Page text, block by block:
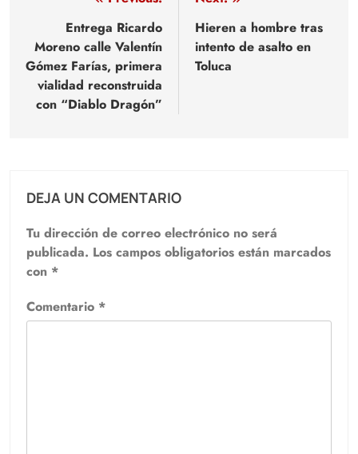
entradas
Entrega Ricardo
Moreno calle Valentín
Gómez Farías, primera
vialidad reconstruida
con “Diablo Dragón”
Hieren a hombre tras
intento de asalto en
Toluca
DEJA UN COMENTARIO
Tu dirección de correo electrónico no será
publicada. Los campos obligatorios están marcados
con *
Comentario *